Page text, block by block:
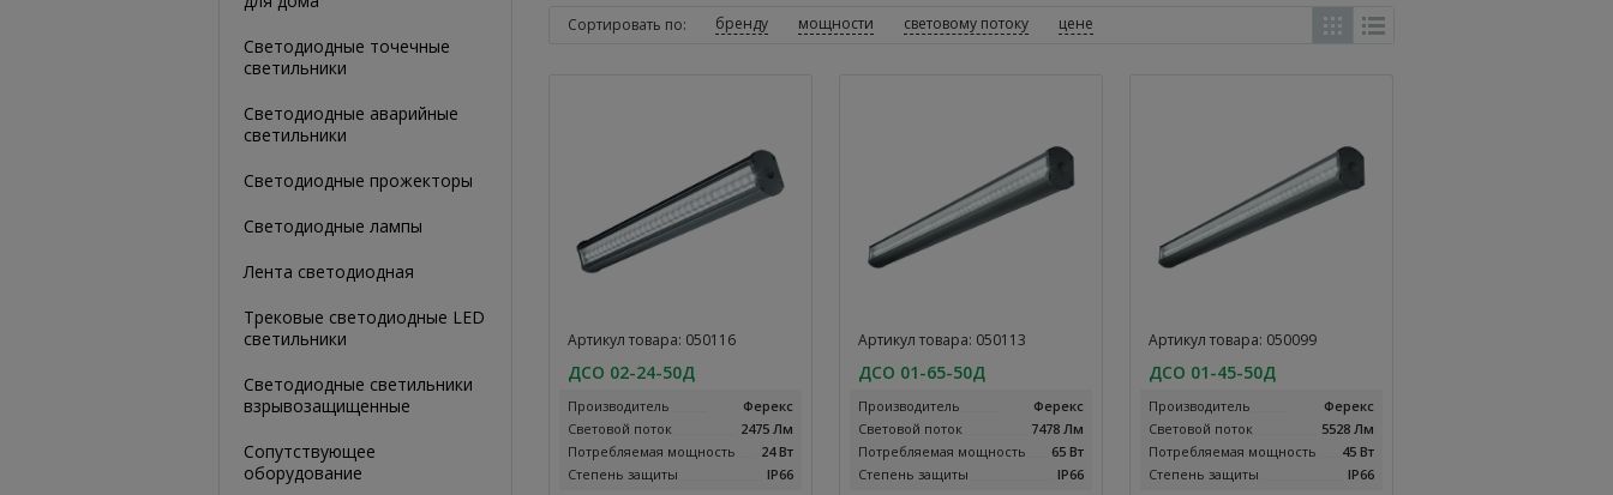
Светодиодные точечные
светильники
Светодиодные аварийные
светильники
Светодиодные прожекторы
Светодиодные лампы
Лента светодиодная
Трековые светодиодные LED
светильники
Светодиодные светильники
взрывозащищенные
Сопутствующее
оборудование
Сортировать по: бренду мощности световому потоку цене
Артикул товара: 050116
ДСО 02-24-50Д
Производитель
Ферекс
Световой поток
2475 Лм
Потребляемая мощность
24 Вт
Степень защиты
IP66
Артикул товара: 050113
ДСО 01-65-50Д
Производитель
Ферекс
Световой поток
7478 Лм
Потребляемая мощность
65 Вт
Степень защиты
IP66
Артикул товара: 050099
ДСО 01-45-50Д
Производитель
Ферекс
Световой поток
5528 Лм
Потребляемая мощность
45 Вт
Степень защиты
IP66